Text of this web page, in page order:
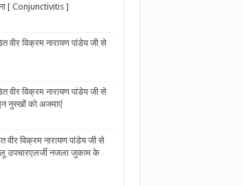
[ Conjunctivitis ]
वीर विक्रम नारायण पांडेय जी से
वीर विक्रम नारायण पांडेय जी से
नुस्‍खों को अजमाएं
वीर विक्रम नारायण पांडेय जी से
उपचारएलर्जी नजला जुकाम के